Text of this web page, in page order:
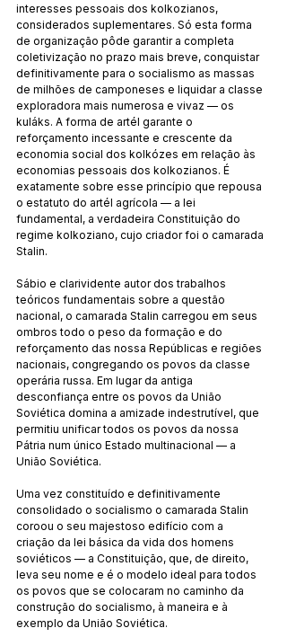
interesses pessoais dos kolkozianos,
considerados suplementares. Só esta forma
de organização pôde garantir a completa
coletivização no prazo mais breve, conquistar
definitivamente para o socialismo as massas
de milhões de camponeses e liquidar a classe
exploradora mais numerosa e vivaz — os
kuláks. A forma de artél garante o
reforçamento incessante e crescente da
economia social dos kolkózes em relação às
economias pessoais dos kolkozianos. É
exatamente sobre esse princípio que repousa
o estatuto do artél agrícola — a lei
fundamental, a verdadeira Constituição do
regime kolkoziano, cujo criador foi o camarada
Stalin.
Sábio e clarividente autor dos trabalhos
teóricos fundamentais sobre a questão
nacional, o camarada Stalin carregou em seus
ombros todo o peso da formação e do
reforçamento das nossa Repúblicas e regiões
nacionais, congregando os povos da classe
operária russa. Em lugar da antiga
desconfiança entre os povos da União
Soviética domina a amizade indestrutível, que
permitiu unificar todos os povos da nossa
Pátria num único Estado multinacional — a
União Soviética.
Uma vez constituído e definitivamente
consolidado o socialismo o camarada Stalin
coroou o seu majestoso edifício com a
criação da lei básica da vida dos homens
soviéticos — a Constituição, que, de direito,
leva seu nome e é o modelo ideal para todos
os povos que se colocaram no caminho da
construção do socialismo, à maneira e à
exemplo da União Soviética.